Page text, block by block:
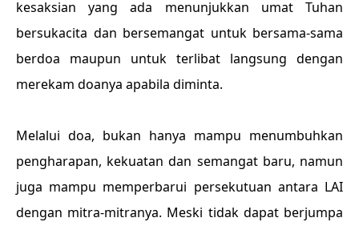
kesaksian yang ada menunjukkan umat Tuhan
bersukacita dan bersemangat untuk bersama-sama
berdoa maupun untuk terlibat langsung dengan
merekam doanya apabila diminta.
Melalui doa, bukan hanya mampu menumbuhkan
pengharapan, kekuatan dan semangat baru, namun
juga mampu memperbarui persekutuan antara LAI
dengan mitra-mitranya. Meski tidak dapat berjumpa